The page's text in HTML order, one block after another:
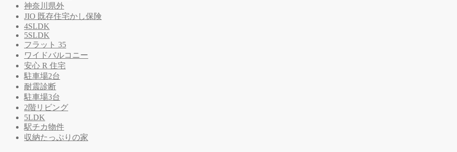
神奈川県外
JIO 既存住宅かし保険
4SLDK
5SLDK
フラット 35
ワイドバルコニー
安心 R 住宅
駐車場2台
耐震診断
駐車場3台
2階リビング
5LDK
駅チカ物件
収納たっぷりの家